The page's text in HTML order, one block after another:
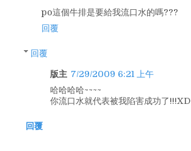
po這個牛排是要給我流口水的嗎???
回覆
回覆
版主 7/29/2009 6:21 上午
哈哈哈哈~~~~
你流口水就代表被我陷害成功了!!!XD
回覆